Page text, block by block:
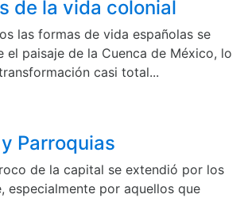
de la vida colonial
las formas de vida españolas se
el paisaje de la Cuenca de México, lo
casi total...
Parroquias
de la capital se extendió por los
especialmente por aquellos que